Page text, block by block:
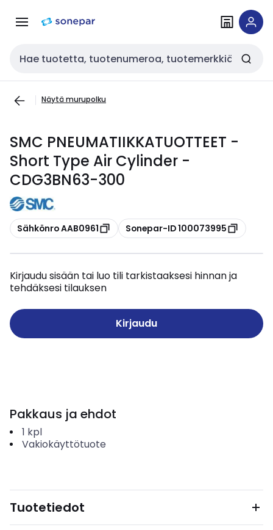
navigointiinsisältöön
Haku
Näytä murupolku
SMC PNEUMATIIKKATUOTTEET -
Short Type Air Cylinder -
CDG3BN63-300
Kopioi
Sähkönro AAB0961 Kopioi
Sonepar-ID 100073995
Kirjaudu sisään tai luo tili tarkistaaksesi hinnan ja
tehdäksesi tilauksen
Kirjaudu
Pakkaus ja ehdot
1 kpl
Vakiokäyttötuote
Tuotetiedot